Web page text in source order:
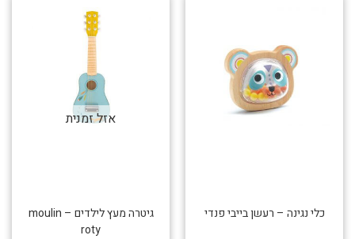
כלי נגינה – רעשן בייבי פנדי
אזל זמנית
גיטרה מעץ לילדים – moulin
roty